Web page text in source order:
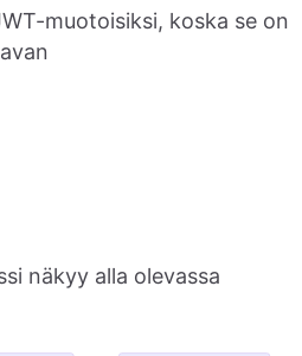
muotoisiksi, koska se on
näkyy alla olevassa